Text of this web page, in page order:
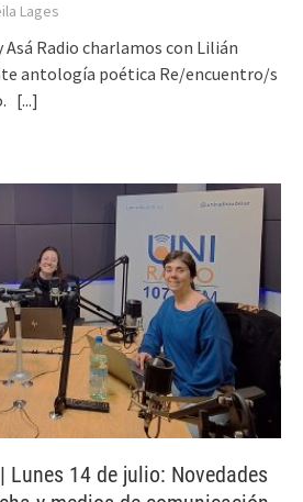
Lages
Asá Radio charlamos con Lilián
antología poética Re/encuentro/s
[...]
Lunes 14 de julio: Novedades